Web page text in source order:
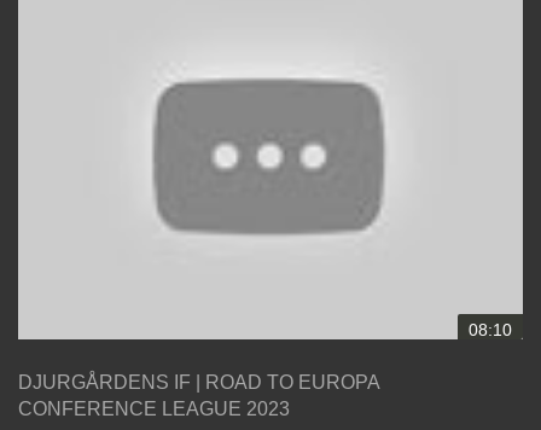
08:10
DJURGÅRDENS IF | ROAD TO EUROPA
CONFERENCE LEAGUE 2023